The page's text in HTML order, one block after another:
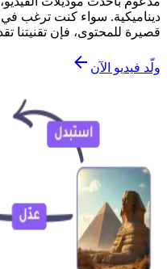
ديناميكية. سواء كنت ترغب
قصيرة للمحتوى، فإن تقنيتنا
ولّد فيديو الآن